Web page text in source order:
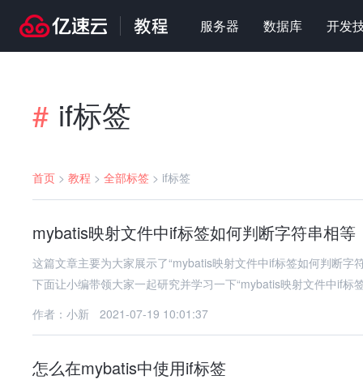
服务器 数据库 开发
# if标签
首页 > 教程 > 全部标签 > if标签
mybatis映射文件中if标签如何判断字符串相等
这篇文章主要为大家展示了“mybatis映射文件中if标签如何判断
下面让小编带领大家一起研究并学习一下“mybatis映射文件中if标
作者：小新
2021-07-19 10:01:37
怎么在mybatis中使用if标签